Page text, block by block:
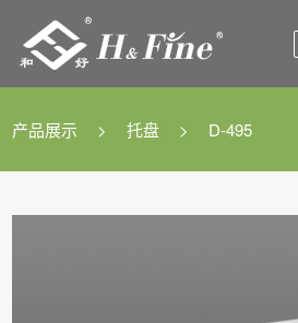

产品展示 > 托盘 > D-495